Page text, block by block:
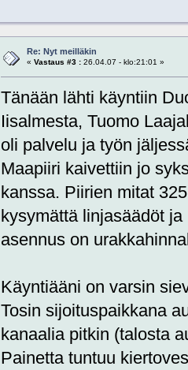
Re: Nyt meilläkin
« Vastaus #3 :26.04.07 - klo:21:01 »
Tänään lähti käyntiin
Iisalmesta, Tuomo
oli palvelu ja työn
Maapiiri kaivettiin jo
kanssa. Piirien mitat
kysymättä linjasäädöt
asennus on
Käyntiääni on varsin
Tosin sijoituspaikkana
kanaalia pitkin (talosta
Painetta tuntuu